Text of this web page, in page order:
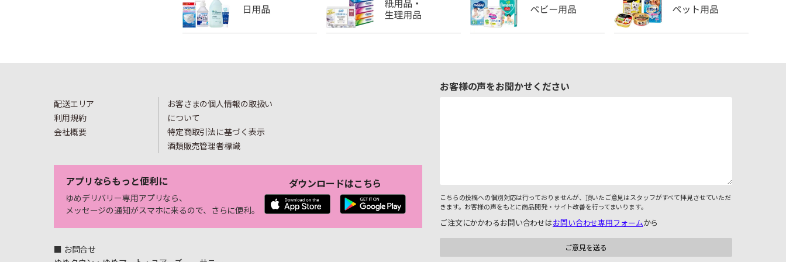
配送エリア
利用規約
会社概要
お客さまの個人情報の取扱い
について
特定商取引法に基づく表示
酒類販売管理者標識
アプリならもっと便利に
ゆめデリバリー専用アプリなら、
メッセージの通知がスマホに来るので、さらに便利。
ダウンロードはこちら
■ お問合せ
お客様の声をお聞かせください
こちらの投稿への個別対応は行っておりませんが、頂いたご意見はスタッフがすべて拝見させていただ
きます。お客様の声をもとに商品開発・サイト改善を行ってまいります。
ご注文にかかわるお問い合わせはお問い合わせ専用フォームから